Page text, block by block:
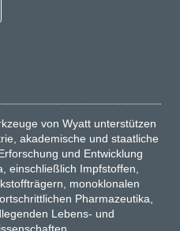
von Wyatt unterstützen
akademische und staatliche
und Entwicklung
einschließlich Impfstoffen,
monoklonalen
Pharmazeutika,
Lebens- und